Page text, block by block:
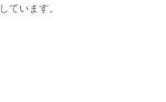
しています。